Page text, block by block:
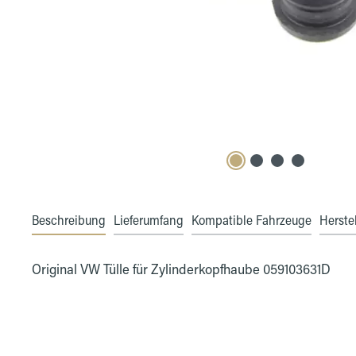
Beschreibung Lieferumfang Kompatible Fahrzeuge
Original VW Tülle für Zylinderkopfhaube 059103631D